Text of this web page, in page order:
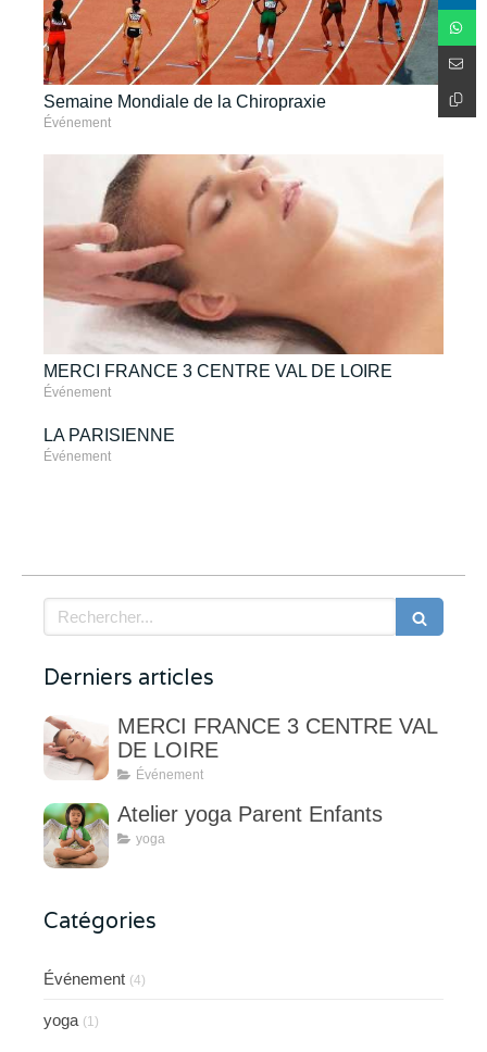
Semaine Mondiale de la Chiropraxie
Événement
MERCI FRANCE 3 CENTRE VAL DE LOIRE
Événement
LA PARISIENNE
Événement
Rechercher
Derniers articles
MERCI FRANCE 3 CENTRE VAL
DE LOIRE
Événement
Atelier yoga Parent Enfants
yoga
Catégories
Événement (4)
yoga (1)